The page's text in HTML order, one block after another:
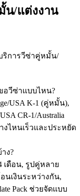
น/แต่งงาน
ริการวีซ่าคู่หมั้น/
อวีซ่าแบบไหน?
USA K-1 (คู่หมั้น),
CR-1/Australia
งไหนเร็วและประหยัด
ง?
เดือน, รูปคู่หลาย
นเงินระหว่างกัน,
Pack ช่วยจัดแบบ